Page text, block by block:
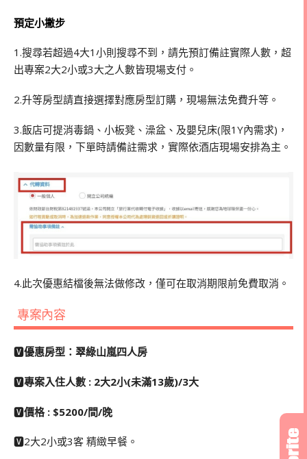
預定小撇步
1.搜尋若超過4大1小則搜尋不到，請先預訂備註實際人數，超
出專案2大2小或3大之人數皆現場支付。
2.升等房型請直接選擇對應房型訂購，現場無法免費升等。
3.飯店可提消毒鍋、小板凳、澡盆、及嬰兒床(限1Y內需求)，
因數量有限，下單時請備註需求，實際依酒店現場安排為主。
4.此次優惠結檔後無法做修改，僅可在取消期限前免費取消。
專案內容
🆅優惠房型：翠綠山嵐四人房
🆅專案入住人數 : 2大2小(未滿13歲)/3大
🆅價格 : $5200/間/晚
🆅2大2小或3客 精緻早餐。